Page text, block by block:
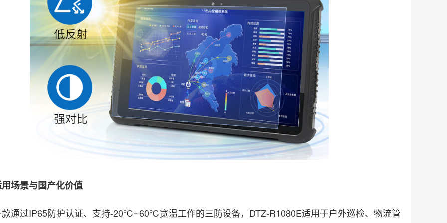
场景与国产化价值
过IP65防护认证、支持-20℃~60℃宽温工作的三防设备，DTZ-R1080E适用于户外巡检、物流管